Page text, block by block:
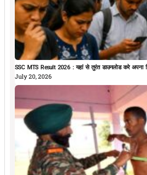
SSC MTS Result 2026 : यहां से तुरंत डाउनलोड करे अपना
July 20, 2026